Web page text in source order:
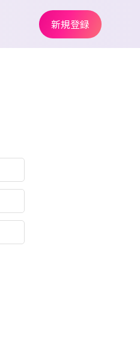
新規登録